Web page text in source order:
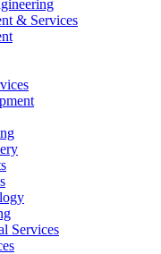
& Services
Services